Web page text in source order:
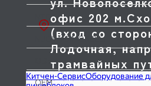
NTF
NUOVA SIMONELLI
ODE
OEM
офис 202
(вход со
Лодочная,
трамвайных